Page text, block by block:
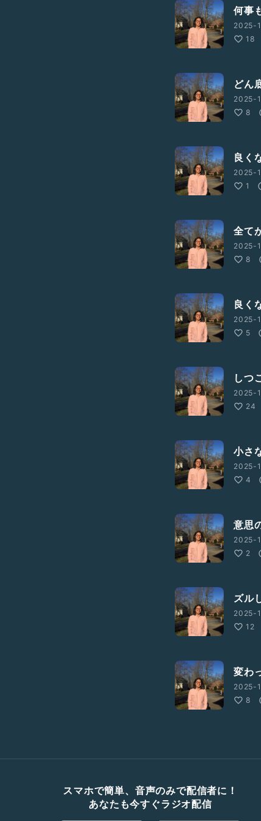
何事
2025-
18
どん
2025-
8
良く
2025-
1
全て
2025-
8
良く
2025-
5
しつ
2025-
24
小さ
2025-
4
意思
2025-
2
ズル
2025-
12
変わ
2025-
8
スマホで簡単、音声のみで配信者に！
あなたも今すぐラジオ配信